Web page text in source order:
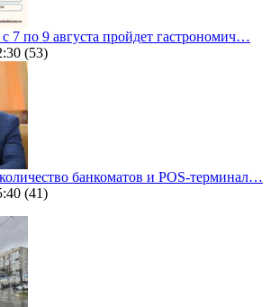
7 по 9 августа пройдет гастрономич…
(53)
банкоматов и POS-терминал…
(41)